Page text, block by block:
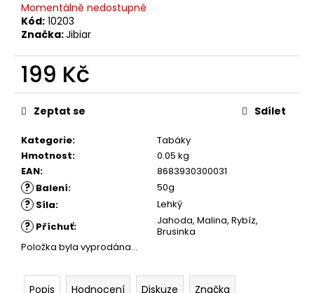
Momentálně nedostupné
Kód: 10203
Značka:Jibiar
199 Kč
Měrná
cena:
Kategorie:
Tabáky
Hmotnost:
0.05 kg
EAN: 8683930300031
? Balení: 50g
? Síla: Lehký
? Příchuť:
Jahoda, Malina, Rybíz,
Brusinka
Položka byla vyprodána…
Zeptat se Sdílet
Popis Hodnocení Diskuze Značka